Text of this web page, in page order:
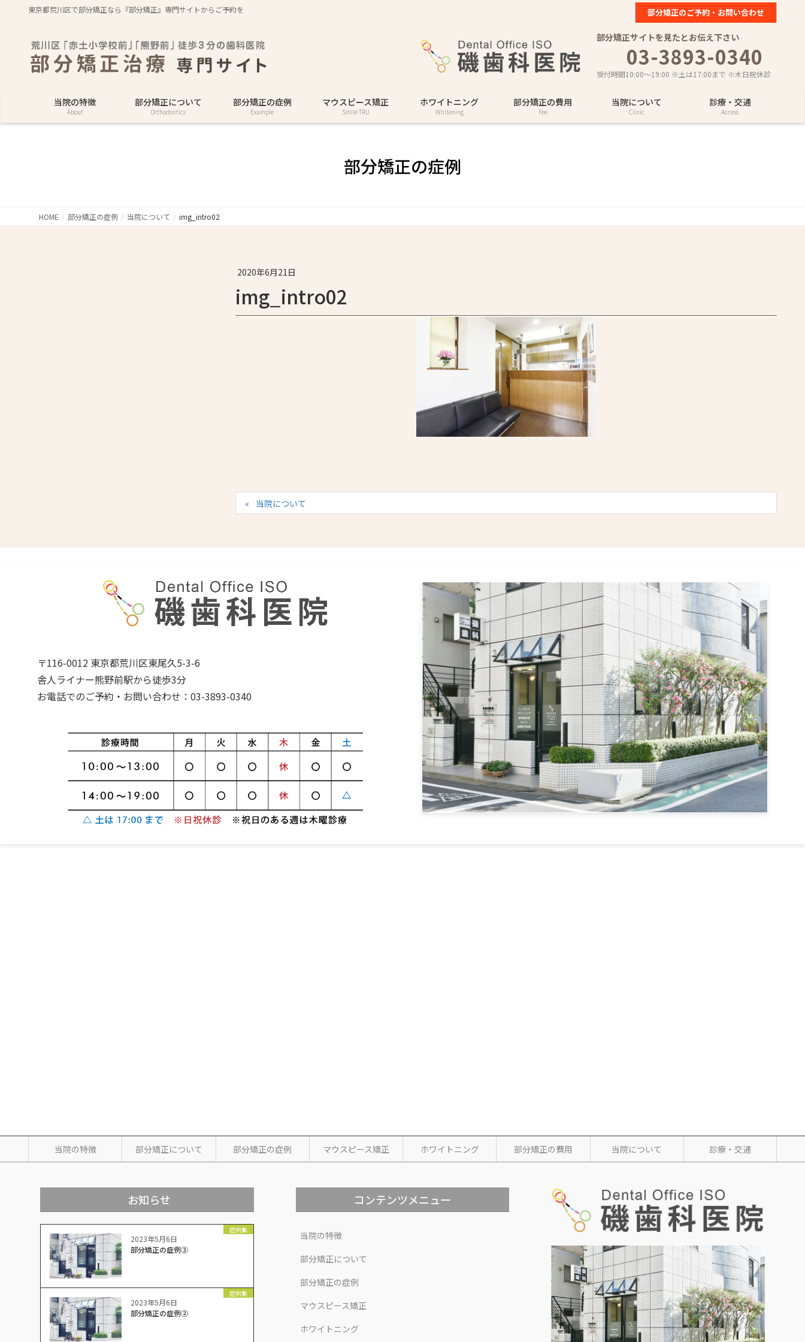
東京都荒川区で部分矯正なら『部分矯正』専門サイトからご予約を 部分矯正のご予約・お問い合わせ
部分矯正サイトを見たとお伝え下さい
03-3893-0340
受付時間10:00～19:00 ※土は17:00まで ※木日祝休診
当院の特徴
About
部分矯正について
Orthodontics
部分矯正の症例
Example
マウスピース矯正
Smile TRU
ホワイトニング
Whitening
部分矯正の費用
Fee
当院について
Clinic
診療・交通
Access
部分矯正の症例
HOME 部分矯正の症例 当院について img_intro02
2020年6月21日
img_intro02
当院について
〒116-0012 東京都荒川区東尾久5-3-6
舎人ライナー熊野前駅から徒歩3分
お電話でのご予約・お問い合わせ：03-3893-0340
当院の特徴 部分矯正について 部分矯正の症例 マウスピース矯正 ホワイトニング 部分矯正の費用 当院について 診療・交通
お知らせ
2023年5月6日
症例集
部分矯正の症例③
2023年5月6日
症例集
部分矯正の症例②
コンテンツメニュー
当院の特徴
部分矯正について
部分矯正の症例
マウスピース矯正
ホワイトニング